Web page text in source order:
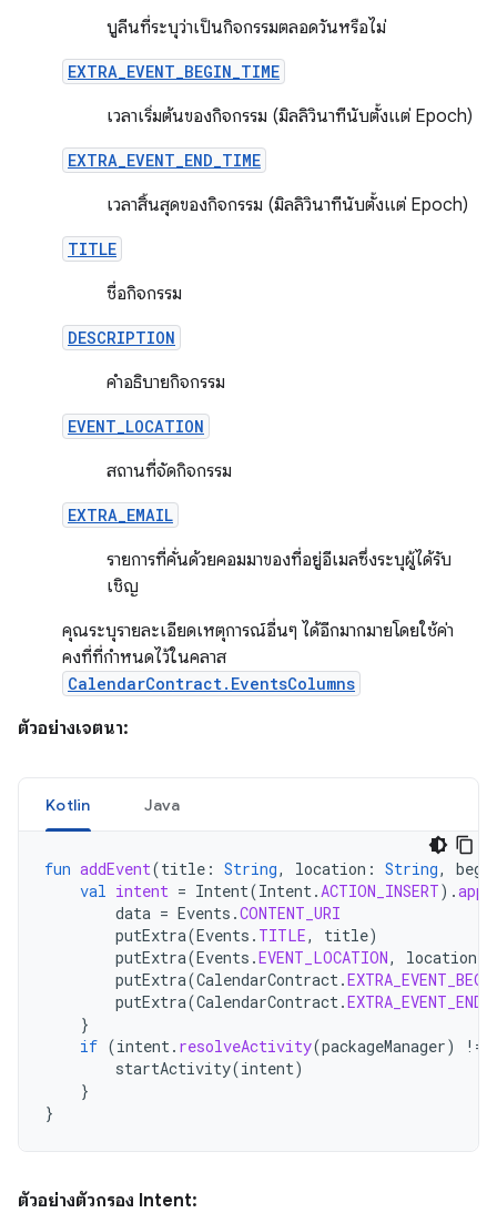
บูลีนที่ระบุว่าเป็นกิจกรรมตลอดวันหรือไม่
EXTRA_EVENT_BEGIN_TIME
เวลาเริ่มต้นของกิจกรรม (มิลลิวินาทีนับตั้งแต่ Epoch)
EXTRA_EVENT_END_TIME
เวลาสิ้นสุดของกิจกรรม (มิลลิวินาทีนับตั้งแต่ Epoch)
TITLE
ชื่อกิจกรรม
DESCRIPTION
คำอธิบายกิจกรรม
EVENT_LOCATION
สถานที่จัดกิจกรรม
EXTRA_EMAIL
รายการที่คั่นด้วยคอมมาของที่อยู่อีเมลซึ่งระบุผู้ได้รับ
เชิญ
คุณระบุรายละเอียดเหตุการณ์อื่นๆ ได้อีกมากมายโดยใช้ค่า
คงที่ที่กำหนดไว้ในคลาส
CalendarContract.EventsColumns
ตัวอย่างเจตนา:
Kotlin Java
fun addEvent(title : String, location : String,
val intent = Intent(Intent.ACTION_INSERT).
data = Events .CONTENT_URI
putExtra(Events . TITLE, title)
putExtra(Events .EVENT_LOCATION, location
putExtra(CalendarContract.
putExtra(CalendarContract.
}
if (intent. resolveActivity(packageManager) !=
startActivity(intent)
}
}
ตัวอย่างตัวกรอง Intent: